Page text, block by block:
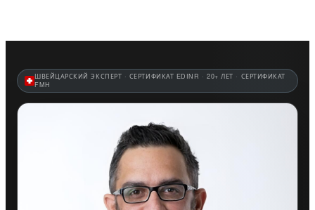
ШВЕЙЦАРСКИЙ ЭКСПЕРТ · СЕРТИФИКАТ EDINR · 20+ ЛЕТ · СЕРТИФИКАТ
FMH